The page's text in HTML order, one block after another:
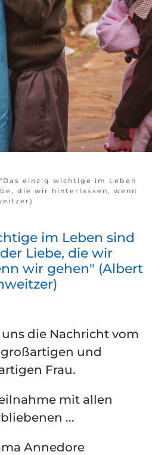
"Das einzig wichtige im Leben
die wir hinterlassen, wenn
im Leben sind
Liebe, die wir
wir gehen" (Albert
die Nachricht vom
großartigen und
Frau.
mit allen
...
Annedore